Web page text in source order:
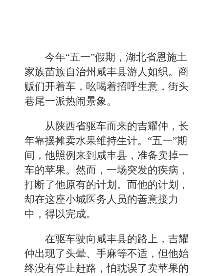
今年“五一”假期，湖北省恩施土
家族苗族自治州咸丰县游人如织。商
贩们开着车，吆喝着招呼生意，街头
巷尾一派热闹景象。
从陕西省驱车而来的吉耀仲，长
年靠摆摊卖水果维持生计。“五一”期
间，他照例来到咸丰县，准备卖掉一
车的苹果。然而，一场突发的疾病，
打断了他原有的计划。而他的计划，
却在这座小城医务人员的善意接力
中，得以完成。
在驱车驶向咸丰县的路上，吉耀
仲出现了头晕、手麻等不适，但他始
终没有停止赶路，怕耽误了卖苹果的